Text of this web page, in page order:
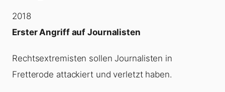
2018
Erster Angriff auf Journalisten
Rechtsextremisten sollen Journalisten in
Fretterode attackiert und verletzt haben.